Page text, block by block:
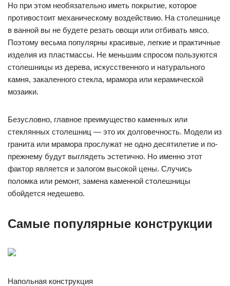
Но при этом необязательно иметь покрытие, которое
противостоит механическому воздействию. На столешнице
в ванной вы не будете резать овощи или отбивать мясо.
Поэтому весьма популярны красивые, легкие и практичные
изделия из пластмассы. Не меньшим спросом пользуются
столешницы из дерева, искусственного и натурального
камня, закаленного стекла, мрамора или керамической
мозаики.
Безусловно, главное преимущество каменных или
стеклянных столешниц — это их долговечность. Модели из
гранита или мрамора прослужат не одно десятилетие и по-
прежнему будут выглядеть эстетично. Но именно этот
фактор является и залогом высокой цены. Случись
поломка или ремонт, замена каменной столешницы
обойдется недешево.
Самые популярные конструкции
Напольная конструкция